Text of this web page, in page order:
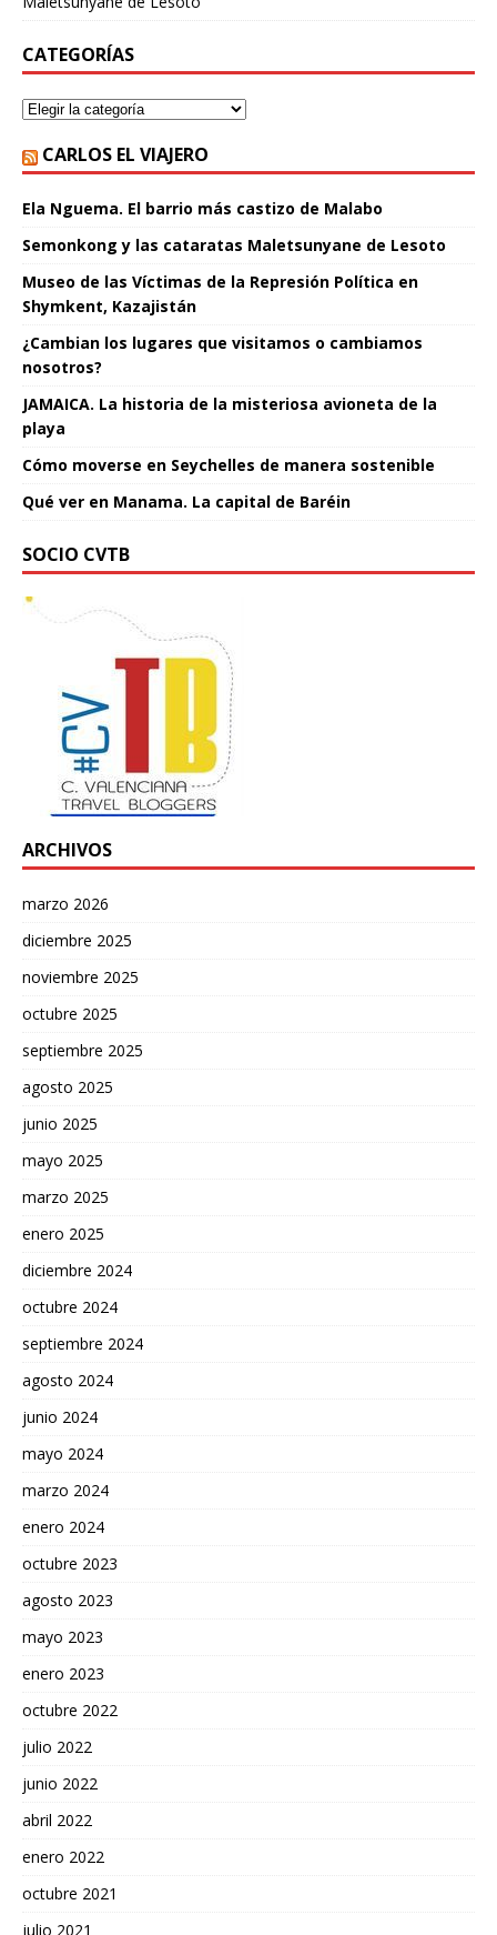
CATEGORÍAS
CARLOS EL VIAJERO
Ela Nguema. El barrio más castizo de Malabo
Semonkong y las cataratas Maletsunyane de Lesoto
Museo de las Víctimas de la Represión Política en
Shymkent, Kazajistán
¿Cambian los lugares que visitamos o cambiamos
nosotros?
JAMAICA. La historia de la misteriosa avioneta de la
playa
Cómo moverse en Seychelles de manera sostenible
Qué ver en Manama. La capital de Baréin
SOCIO CVTB
ARCHIVOS
marzo 2026
diciembre 2025
noviembre 2025
octubre 2025
septiembre 2025
agosto 2025
junio 2025
mayo 2025
marzo 2025
enero 2025
diciembre 2024
octubre 2024
septiembre 2024
agosto 2024
junio 2024
mayo 2024
marzo 2024
enero 2024
octubre 2023
agosto 2023
mayo 2023
enero 2023
octubre 2022
julio 2022
junio 2022
abril 2022
enero 2022
octubre 2021
julio 2021